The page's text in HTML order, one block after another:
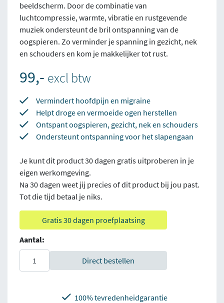
beeldscherm. Door de combinatie van
luchtcompressie, warmte, vibratie en rustgevende
muziek ondersteunt de bril ontspanning van de
oogspieren. Zo verminder je spanning in gezicht, nek
en schouders en kom je makkelijker tot rust.
99,- excl btw
Vermindert hoofdpijn en migraine
Helpt droge en vermoeide ogen herstellen
Ontspant oogspieren, gezicht, nek en schouders
Ondersteunt ontspanning voor het slapengaan
Je kunt dit product 30 dagen gratis uitproberen in je
eigen werkomgeving.
Na 30 dagen weet jij precies of dit product bij jou past.
Tot die tijd betaal je niks.
Gratis 30 dagen proefplaatsing
Aantal:
Direct bestellen
100% tevredenheidgarantie